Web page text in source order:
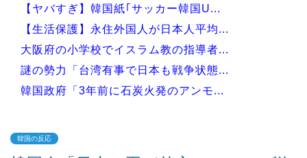
【ヤバすぎ】韓国紙｢サッカー韓国U...
【生活保護】永住外国人が日本人平均...
大阪府の小学校でイスラム教の指導者...
謎の勢力「台湾有事で日本も戦争状態...
韓国政府「3年前に石炭火発のアンモ...
韓国の反応